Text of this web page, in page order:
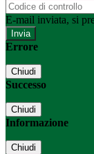
E-mail inviata, si
Errore
Chiudi
Successo
Chiudi
Informazione
Chiudi